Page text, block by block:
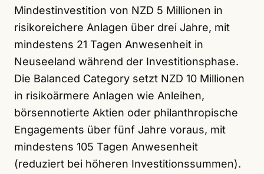
Mindestinvestition von NZD 5 Millionen in
risikoreichere Anlagen über drei Jahre, mit
mindestens 21 Tagen Anwesenheit in
Neuseeland während der Investitionsphase.
Die Balanced Category setzt NZD 10 Millionen
in risikoärmere Anlagen wie Anleihen,
börsennotierte Aktien oder philanthropische
Engagements über fünf Jahre voraus, mit
mindestens 105 Tagen Anwesenheit
(reduziert bei höheren Investitionssummen).